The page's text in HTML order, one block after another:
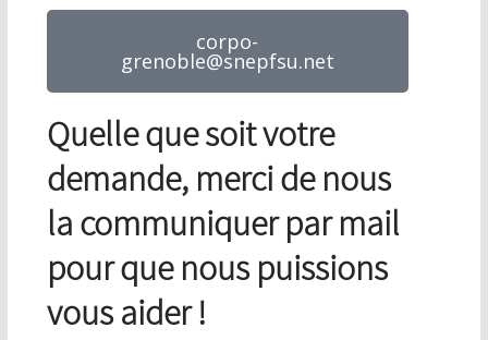
corpo-
grenoble@snepfsu.net
Quelle que soit votre
demande, merci de nous
la communiquer par mail
pour que nous puissions
vous aider !